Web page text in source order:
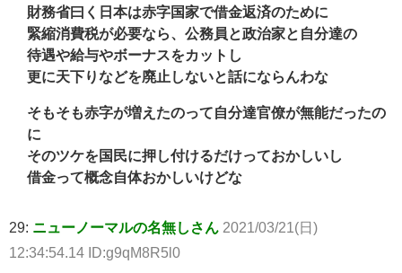
財務省曰く日本は赤字国家で借金返済のために
緊縮消費税が必要なら、公務員と政治家と自分達の
待遇や給与やボーナスをカットし
更に天下りなどを廃止しないと話にならんわな
そもそも赤字が増えたのって自分達官僚が無能だったの
に
そのツケを国民に押し付けるだけっておかしいし
借金って概念自体おかしいけどな
29: ニューノーマルの名無しさん 2021/03/21(日)
12:34:54.14 ID:g9qM8R5l0